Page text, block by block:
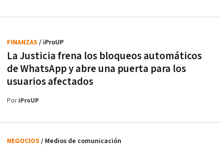
La Justicia frena los bloqueos automáticos
de WhatsApp y abre una puerta para los
usuarios afectados
FINANZAS / iProUP
PoriProUP
NEGOCIOS / Medios de comunicación